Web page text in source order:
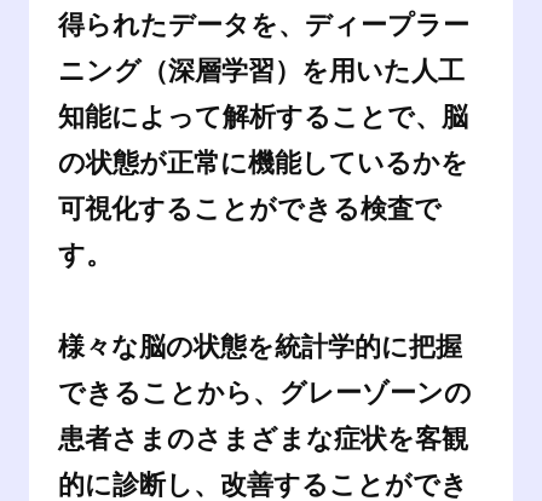
得られたデータを、ディープラー
ニング（深層学習）を用いた人工
知能によって解析することで、脳
の状態が正常に機能しているかを
可視化することができる検査で
す。
様々な脳の状態を統計学的に把握
できることから、グレーゾーンの
患者さまのさまざまな症状を客観
的に診断し、改善することができ